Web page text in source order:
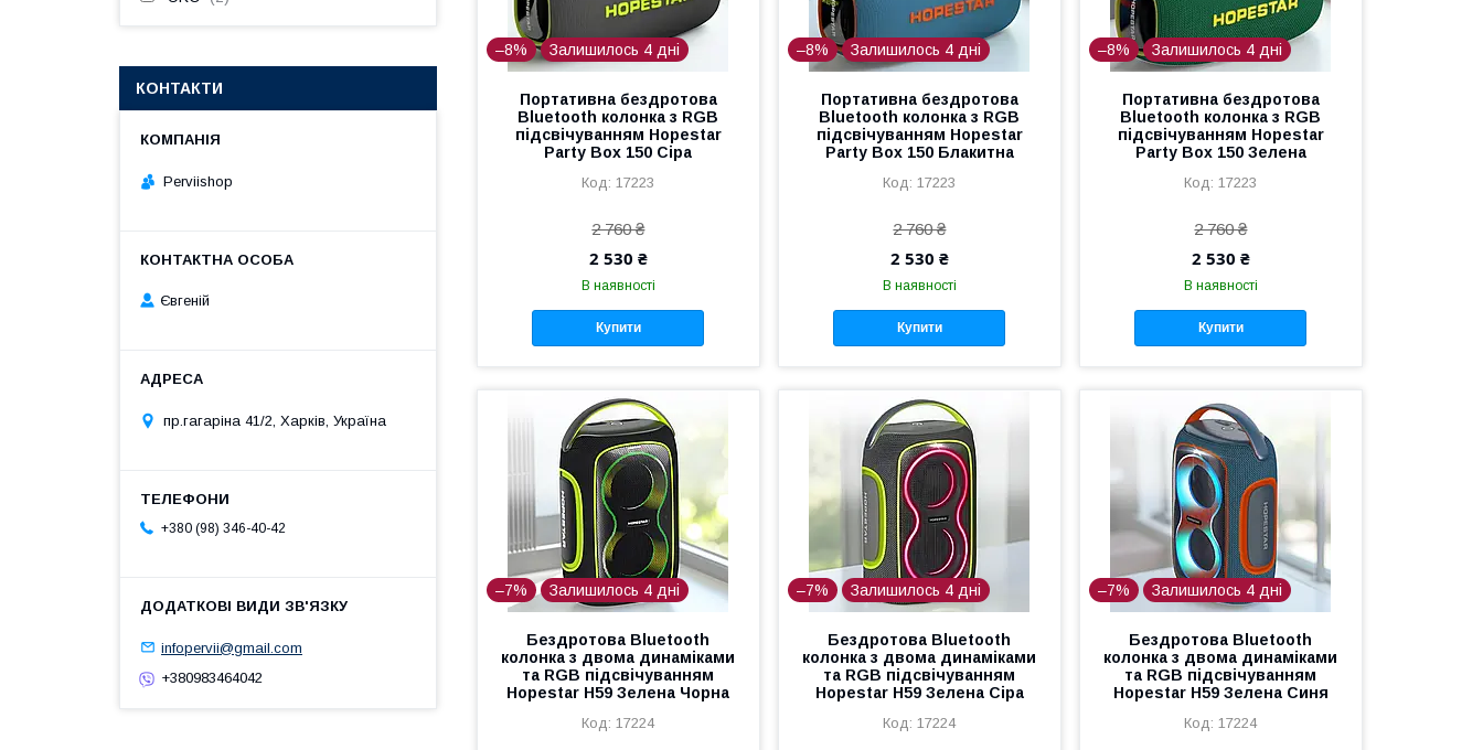
–8% Залишилось 4 дні
Портативна бездротова
Bluetooth колонка з RGB
підсвічуванням Hopestar
Party Box 150 Сіра
17223
2 760 ₴
2 530 ₴
В наявності
Купити
–8% Залишилось 4 дні
Портативна бездротова
Bluetooth колонка з RGB
підсвічуванням Hopestar
Party Box 150 Блакитна
17223
2 760 ₴
2 530 ₴
В наявності
Купити
–8% Залишилось 4 дні
Портативна бездротова
Bluetooth колонка з RGB
підсвічуванням Hopestar
Party Box 150 Зелена
17223
2 760 ₴
2 530 ₴
В наявності
Купити
–7% Залишилось 4 дні
Бездротова Bluetooth
колонка з двома динаміками
та RGB підсвічуванням
Hopestar H59 Зелена Чорна
17224
–7% Залишилось 4 дні
Бездротова Bluetooth
колонка з двома динаміками
та RGB підсвічуванням
Hopestar H59 Зелена Сіра
17224
–7% Залишилось 4 дні
Бездротова Bluetooth
колонка з двома динаміками
та RGB підсвічуванням
Hopestar H59 Зелена Синя
17224
КОНТАКТИ
Perviishop
Євгеній
пр.гагаріна 41/2, Харків, Україна
+380 (98) 346-40-42
infopervii@gmail.com
+380983464042